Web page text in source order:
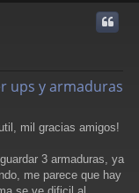
ups y armaduras
mil gracias amigos!
3 armaduras, ya
me parece que hay